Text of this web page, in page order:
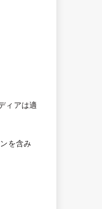
ィアは適
を含み